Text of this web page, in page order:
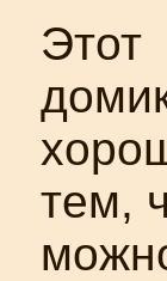
Этот
тем,